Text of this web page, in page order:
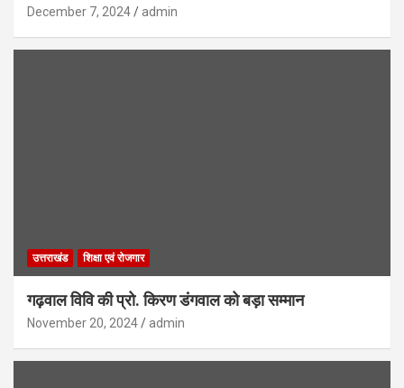
December 7, 2024 admin
उत्तराखंड शिक्षा एवं रोजगार
गढ़वाल विवि की प्रो. किरण डंगवाल को बड़ा सम्मान
November 20, 2024 admin